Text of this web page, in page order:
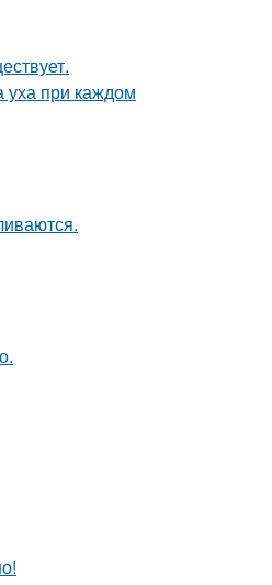
уха при каждом